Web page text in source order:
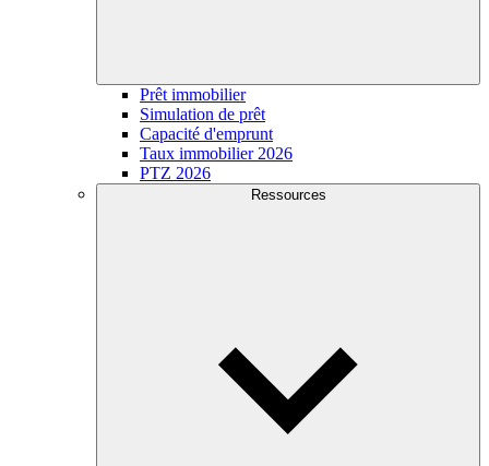
Prêt immobilier
Simulation de prêt
Capacité d'emprunt
Taux immobilier 2026
PTZ 2026
Ressources